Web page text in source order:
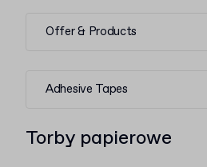
Offer & Products
Adhesive Tapes
Torby papierowe